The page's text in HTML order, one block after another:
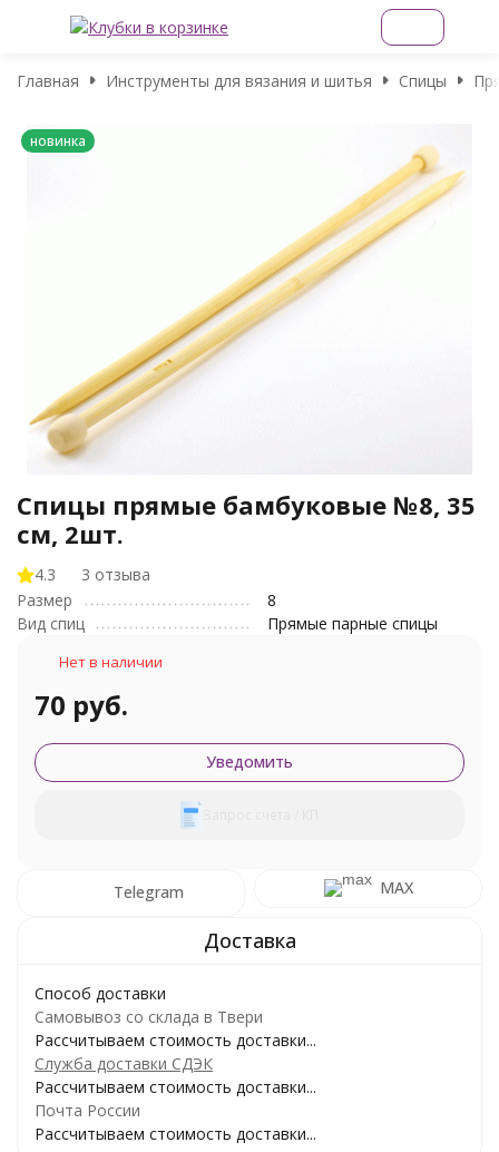
Главная Инструменты для вязания и шитья Спицы
новинка
Спицы прямые бамбуковые №8, 35
см, 2шт.
4.3
3 отзыва
Размер
8
Вид спиц
Прямые парные спицы
Нет в наличии
70 руб.
Уведомить
Telegram MAX
Способ доставки
Самовывоз со склада в Твери
Рассчитываем стоимость доставки...
Служба доставки СДЭК
Рассчитываем стоимость доставки...
Почта России
Рассчитываем стоимость доставки...